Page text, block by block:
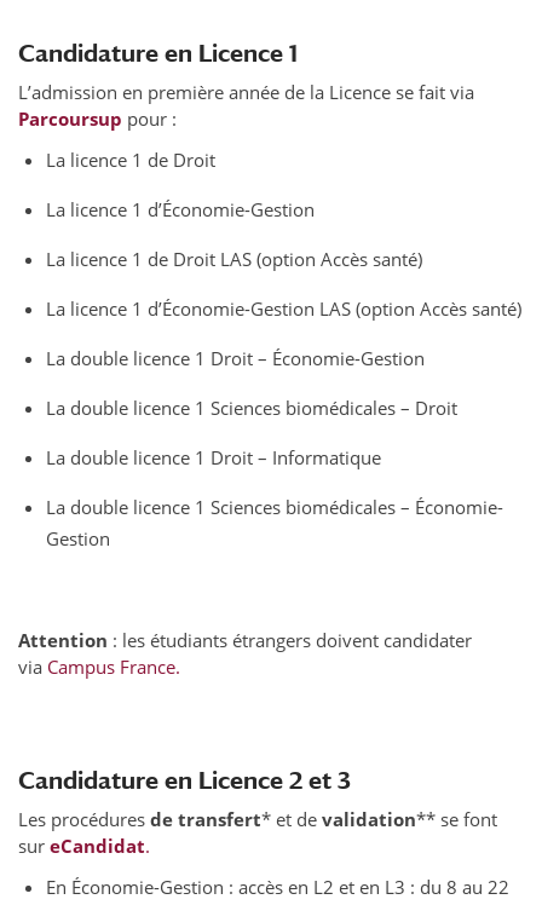
Candidature en Licence 1
L’admission en première année de la Licence se fait via
Parcoursup pour :
La licence 1 de Droit
La licence 1 d’Économie-Gestion
La licence 1 de Droit LAS (option Accès santé)
La licence 1 d’Économie-Gestion LAS (option Accès santé)
La double licence 1 Droit – Économie-Gestion
La double licence 1 Sciences biomédicales – Droit
La double licence 1 Droit – Informatique
La double licence 1 Sciences biomédicales – Économie-
Gestion
Attention : les étudiants étrangers doivent candidater
via Campus France.
Candidature en Licence 2 et 3
Les procédures de transfert* et de validation** se font
sur eCandidat.
En Économie-Gestion : accès en L2 et en L3 : du 8 au 22